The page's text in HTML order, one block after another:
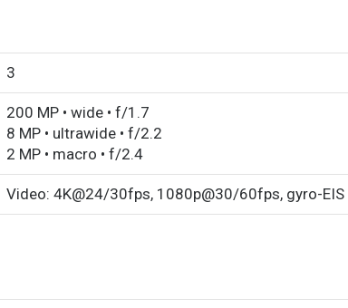
3
200 MP • wide • f/1.7
8 MP • ultrawide • f/2.2
2 MP • macro • f/2.4
Video: 4K@24/30fps, 1080p@30/60fps, gyro-EIS